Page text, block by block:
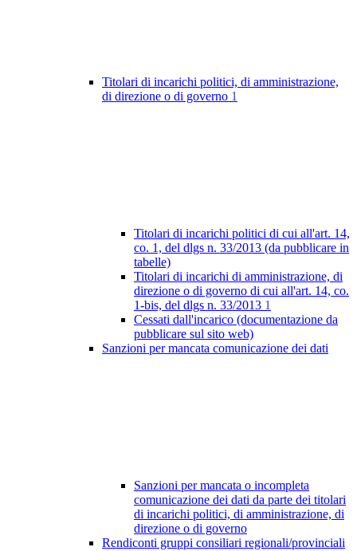
Titolari di incarichi politici, di amministrazione,
di direzione o di governo 1
Titolari di incarichi politici di cui all'art. 14,
co. 1, del dlgs n. 33/2013 (da pubblicare in
tabelle)
Titolari di incarichi di amministrazione, di
direzione o di governo di cui all'art. 14, co.
1-bis, del dlgs n. 33/2013 1
Cessati dall'incarico (documentazione da
pubblicare sul sito web)
Sanzioni per mancata comunicazione dei dati
Sanzioni per mancata o incompleta
comunicazione dei dati da parte dei titolari
di incarichi politici, di amministrazione, di
direzione o di governo
Rendiconti gruppi consiliari regionali/provinciali